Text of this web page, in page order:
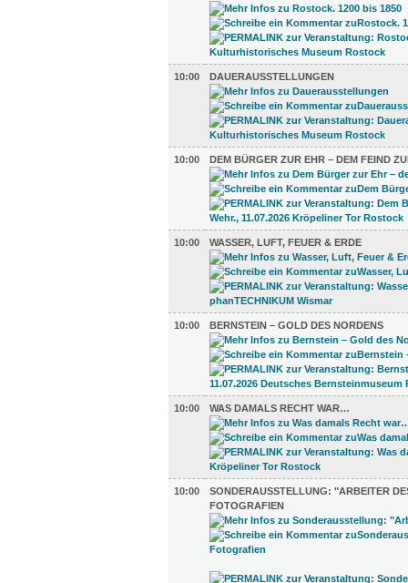
10:00 DAUERAUSSTELLUNGEN
10:00 DEM BÜRGER ZUR EHR – DEM FEIND
10:00 WASSER, LUFT, FEUER & ERDE
10:00 BERNSTEIN – GOLD DES NORDENS
10:00 WAS DAMALS RECHT WAR…
10:00
SONDERAUSSTELLUNG: "ARBEITER
FOTOGRAFIEN